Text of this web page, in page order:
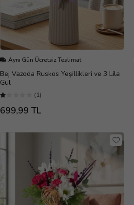
Aynı Gün Ücretsiz Teslimat
Bej Vazoda Ruskos Yeşillikleri ve 3 Lila
Gül
(1)
699,99 TL